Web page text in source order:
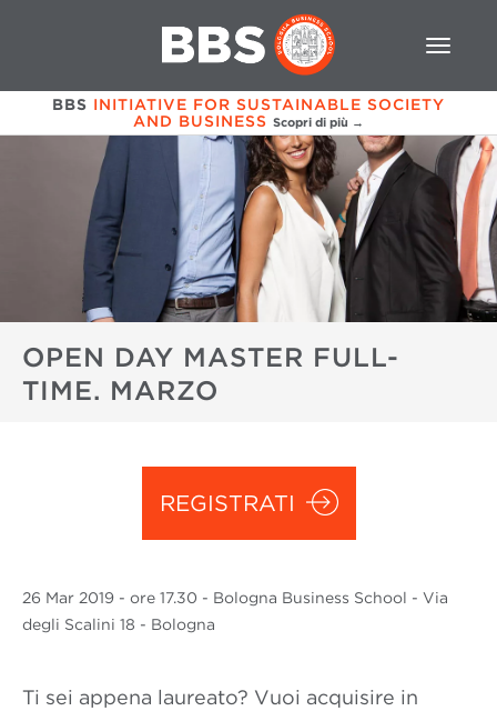
BBS INITIATIVE FOR SUSTAINABLE SOCIETY
AND BUSINESS Scopri di più →
OPEN DAY MASTER FULL-
TIME. MARZO
REGISTRATI
26 Mar 2019 - ore 17.30 - Bologna Business School - Via
degli Scalini 18 - Bologna
Ti sei appena laureato? Vuoi acquisire in